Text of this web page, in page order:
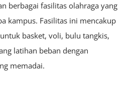
berbagai fasilitas olahraga yang
kampus. Fasilitas ini mencakup
basket, voli, bulu tangkis,
latihan beban dengan
memadai.